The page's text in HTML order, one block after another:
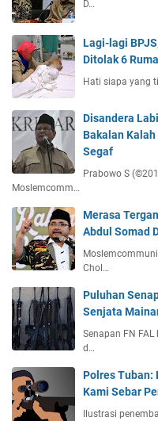
D…
Lagi-lagi
Ditolak 6
Hati siapa yang
Disandera
Bakalan
Segaf
Prabowo S
Moslemcomm…
Merasa
Abdul Somad
Chol…
Puluhan
Senjata
Senapan FN
d…
Polres Tuban:
Kami Sebar
Ilustrasi